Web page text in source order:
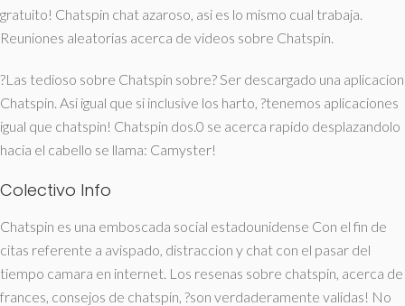
gratuito! Chatspin chat azaroso, asi es lo mismo cual trabaja.
Reuniones aleatorias acerca de videos sobre Chatspin.
?Las tedioso sobre Chatspin sobre? Ser descargado una aplicacion
Chatspin. Asi­ igual que si inclusive los harto, ?tenemos aplicaciones
igual que chatspin! Chatspin dos.0 se acerca rapido desplazandolo
hacia el cabello se llama: Camyster!
Colectivo Info
Chatspin es una emboscada social estadounidense Con el fin de
citas referente a avispado, distraccion y chat con el pasar del
tiempo camara en internet. Los resenas sobre chatspin, acerca de
frances, consejos de chatspin, ?son verdaderamente validas! No